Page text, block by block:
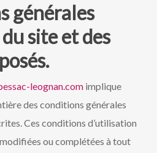
générales
site et des
leognan.comimplique
des conditions générales
Ces conditions d’utilisation
ou complétées à tout